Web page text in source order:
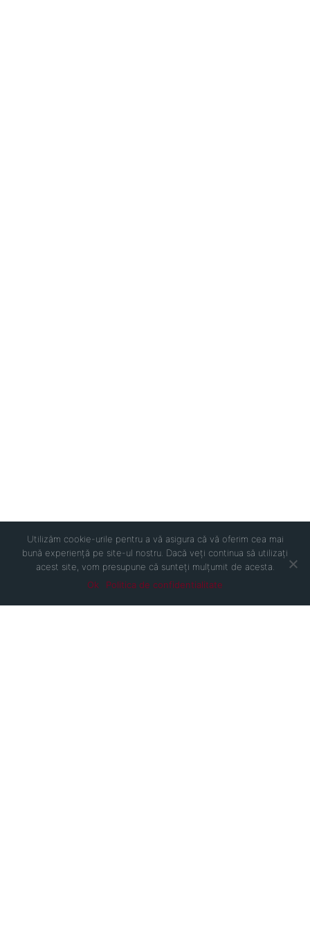
Utilizăm cookie-urile pentru a vă asigura că vă oferim cea mai
bună experiență pe site-ul nostru. Dacă veți continua să utilizați
acest site, vom presupune că sunteți mulțumit de acesta.
Ok
Politica de confidentialitate